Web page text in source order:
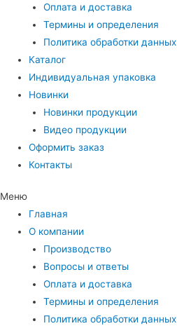
Оплата и доставка
Термины и определения
Политика обработки данных
Каталог
Индивидуальная упаковка
Новинки
Новинки продукции
Видео продукции
Оформить заказ
Контакты
Меню
Главная
О компании
Производство
Вопросы и ответы
Оплата и доставка
Термины и определения
Политика обработки данных